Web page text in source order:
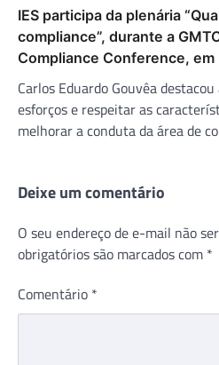
IES participa da plenária
compliance”, durante a
Compliance Conference, em
Carlos Eduardo Gouvêa
esforços e respeitar as
melhorar a conduta da área de
Deixe um comentário
O seu endereço de e-mail não
obrigatórios são marcados com *
Comentário *